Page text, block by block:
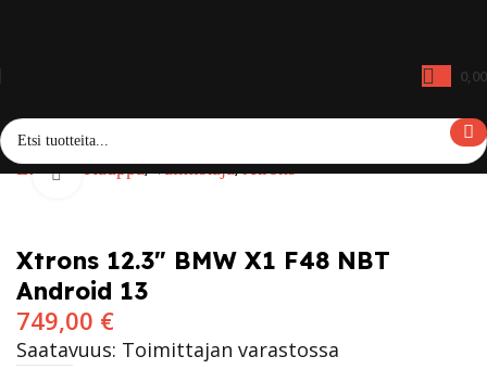
Etusivu Kauppa Valmistaja Xtrons
Click to enlarge
Xtrons 12.3″ BMW X1 F48 NBT
Android 13
749,00 €
Saatavuus: Toimittajan varastossa